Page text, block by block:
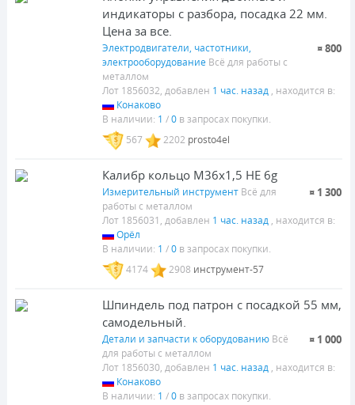
индикаторы с разбора, посадка 22 мм.
Цена за все.
¤ 800
Электродвигатели, частотники,
электрооборудование Всё для работы с
металлом
Лот 1856032, добавлен 1 час. назад , находится в:
Конаково
В наличии: 1 /0в запросах покупки.
567
2202 prosto4el
Калибр кольцо М36х1,5 НЕ 6g
¤ 1 300
Измерительный инструментВсё для
работы с металлом
Лот 1856031, добавлен 1 час. назад , находится в:
Орёл
В наличии: 1 /0в запросах покупки.
4174
2908 инструмент-57
Шпиндель под патрон с посадкой 55 мм,
самодельный.
¤ 1 000
Детали и запчасти к оборудованиюВсё
для работы с металлом
Лот 1856030, добавлен 1 час. назад , находится в:
Конаково
В наличии: 1 /0в запросах покупки.